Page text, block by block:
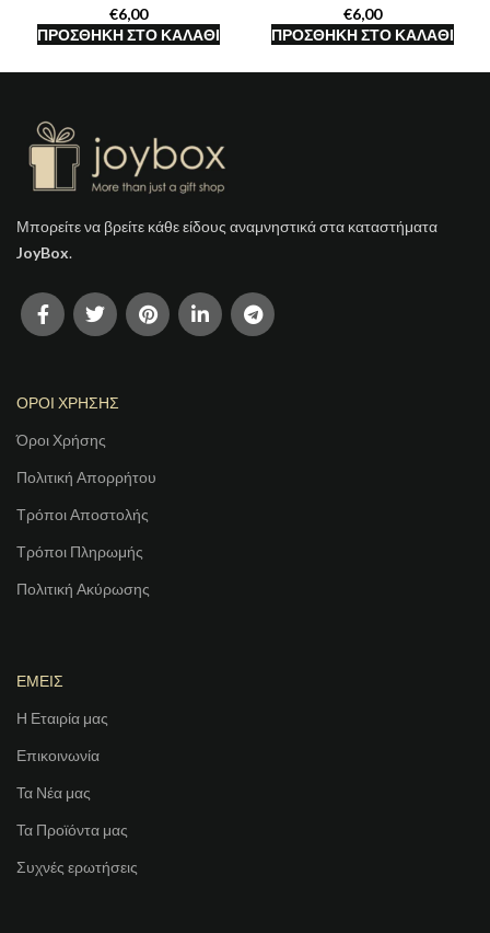
€
ΠΡΟΣΘΉΚΗ ΣΤΟ ΚΑΛΆΘΙ
€
ΠΡΟΣΘΉΚΗ ΣΤΟ ΚΑΛΆΘΙ
Μπορείτε να βρείτε κάθε είδους αναμνηστικά στα καταστήματα
JoyBox.
ΟΡΟΙ ΧΡΗΣΗΣ
Όροι Χρήσης
Πολιτική Απορρήτου
Τρόποι Αποστολής
Τρόποι Πληρωμής
Πολιτική Ακύρωσης
ΕΜΕΙΣ
Η Εταιρία μας
Επικοινωνία
Τα Νέα μας
Τα Προϊόντα μας
Συχνές ερωτήσεις